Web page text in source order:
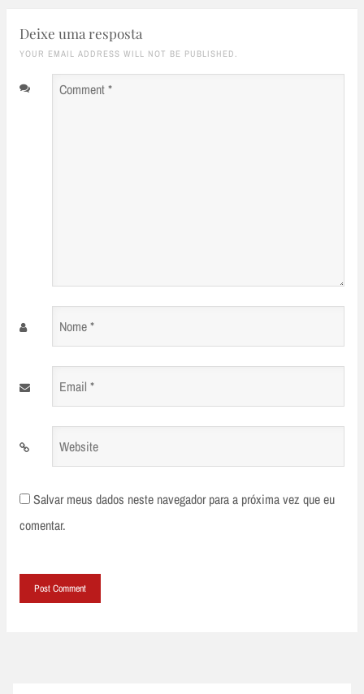
Deixe uma resposta
YOUR EMAIL ADDRESS WILL NOT BE PUBLISHED.
Comment
Nome
Email
Website
Salvar meus dados neste navegador para a próxima vez que eu
comentar.